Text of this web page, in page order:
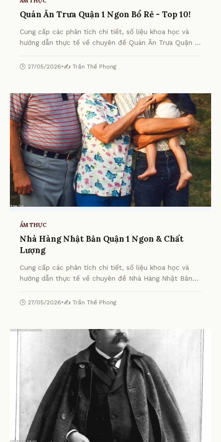
Quán Ăn Trưa Quận 1 Ngon Bổ Rẻ - Top 10!
Cung cấp các phân tích chi tiết, số liệu khoa học và
hướng dẫn thực tế về chuyên đề Quán Ăn Trưa Quận 1
🕒 27/05/2026•✍️ Trần Thế Phong
ẨM THỰC
Nhà Hàng Nhật Bản Quận 1 Ngon & Chất
Lượng
Cung cấp các phân tích chi tiết, số liệu khoa học và
hướng dẫn thực tế về chuyên đề Nhà Hàng Nhật Bản
🕒 27/05/2026•✍️ Trần Thế Phong